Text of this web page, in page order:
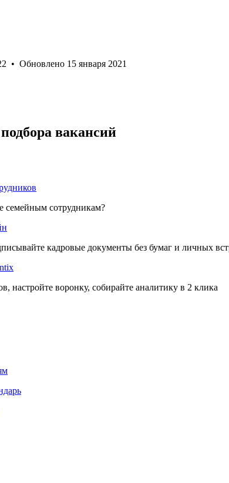
• Обновлено 15 января 2021
вакансий
семейным сотрудникам?
кадровые документы без бумаг и личных
настройте воронку, собирайте аналитику в 2 клика